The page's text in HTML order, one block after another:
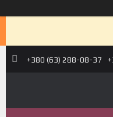
+380 (63) 288-08-37